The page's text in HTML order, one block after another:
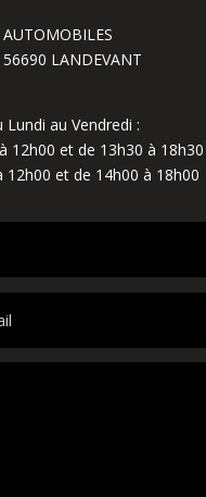
56690 LANDEVANT
au Vendredi :
12h00 et de 13h30 à 18h30
12h00 et de 14h00 à 18h00